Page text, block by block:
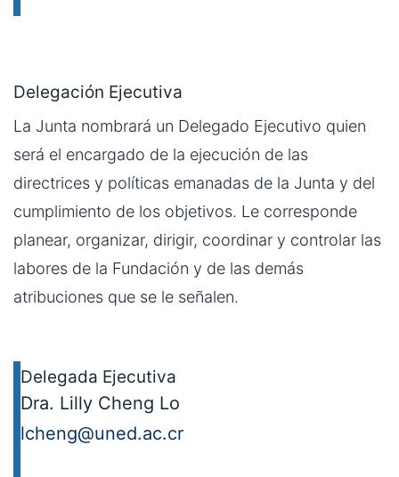
Delegación Ejecutiva
La Junta nombrará un Delegado Ejecutivo quien
será el encargado de la ejecución de las
directrices y políticas emanadas de la Junta y del
cumplimiento de los objetivos. Le corresponde
planear, organizar, dirigir, coordinar y controlar las
labores de la Fundación y de las demás
atribuciones que se le señalen.
Delegada Ejecutiva
Dra. Lilly Cheng Lo
lcheng@uned.ac.cr